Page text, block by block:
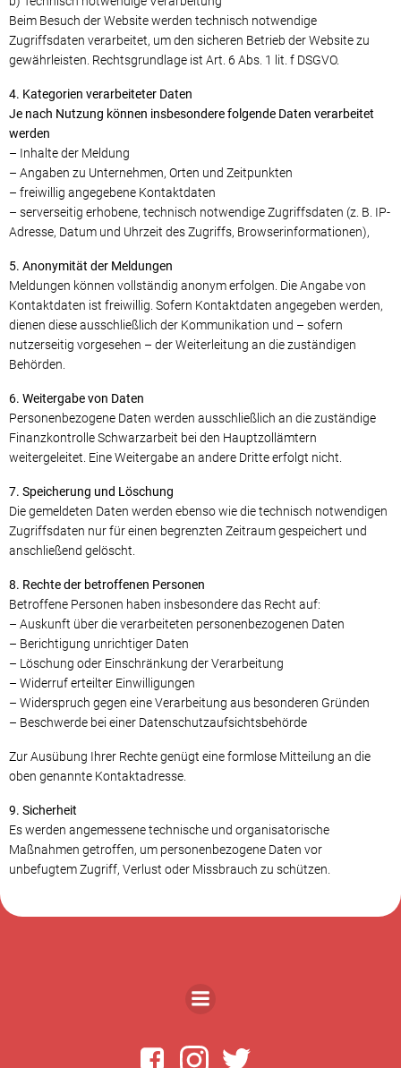
Beim Besuch der Website werden technisch notwendige
Zugriffsdaten verarbeitet, um den sicheren Betrieb der Website zu
gewährleisten. Rechtsgrundlage ist Art. 6 Abs. 1 lit. f DSGVO.
4. Kategorien verarbeiteter Daten
Je nach Nutzung können insbesondere folgende Daten verarbeitet
werden
– Inhalte der Meldung
– Angaben zu Unternehmen, Orten und Zeitpunkten
– freiwillig angegebene Kontaktdaten
– serverseitig erhobene, technisch notwendige Zugriffsdaten (z. B. IP-
Adresse, Datum und Uhrzeit des Zugriffs, Browserinformationen),
5. Anonymität der Meldungen
Meldungen können vollständig anonym erfolgen. Die Angabe von
Kontaktdaten ist freiwillig. Sofern Kontaktdaten angegeben werden,
dienen diese ausschließlich der Kommunikation und – sofern
nutzerseitig vorgesehen – der Weiterleitung an die zuständigen
Behörden.
6. Weitergabe von Daten
Personenbezogene Daten werden ausschließlich an die zuständige
Finanzkontrolle Schwarzarbeit bei den Hauptzollämtern
weitergeleitet. Eine Weitergabe an andere Dritte erfolgt nicht.
7. Speicherung und Löschung
Die gemeldeten Daten werden ebenso wie die technisch notwendigen
Zugriffsdaten nur für einen begrenzten Zeitraum gespeichert und
anschließend gelöscht.
8. Rechte der betroffenen Personen
Betroffene Personen haben insbesondere das Recht auf:
– Auskunft über die verarbeiteten personenbezogenen Daten
– Berichtigung unrichtiger Daten
– Löschung oder Einschränkung der Verarbeitung
– Widerruf erteilter Einwilligungen
– Widerspruch gegen eine Verarbeitung aus besonderen Gründen
– Beschwerde bei einer Datenschutzaufsichtsbehörde
Zur Ausübung Ihrer Rechte genügt eine formlose Mitteilung an die
oben genannte Kontaktadresse.
9. Sicherheit
Es werden angemessene technische und organisatorische
Maßnahmen getroffen, um personenbezogene Daten vor
unbefugtem Zugriff, Verlust oder Missbrauch zu schützen.